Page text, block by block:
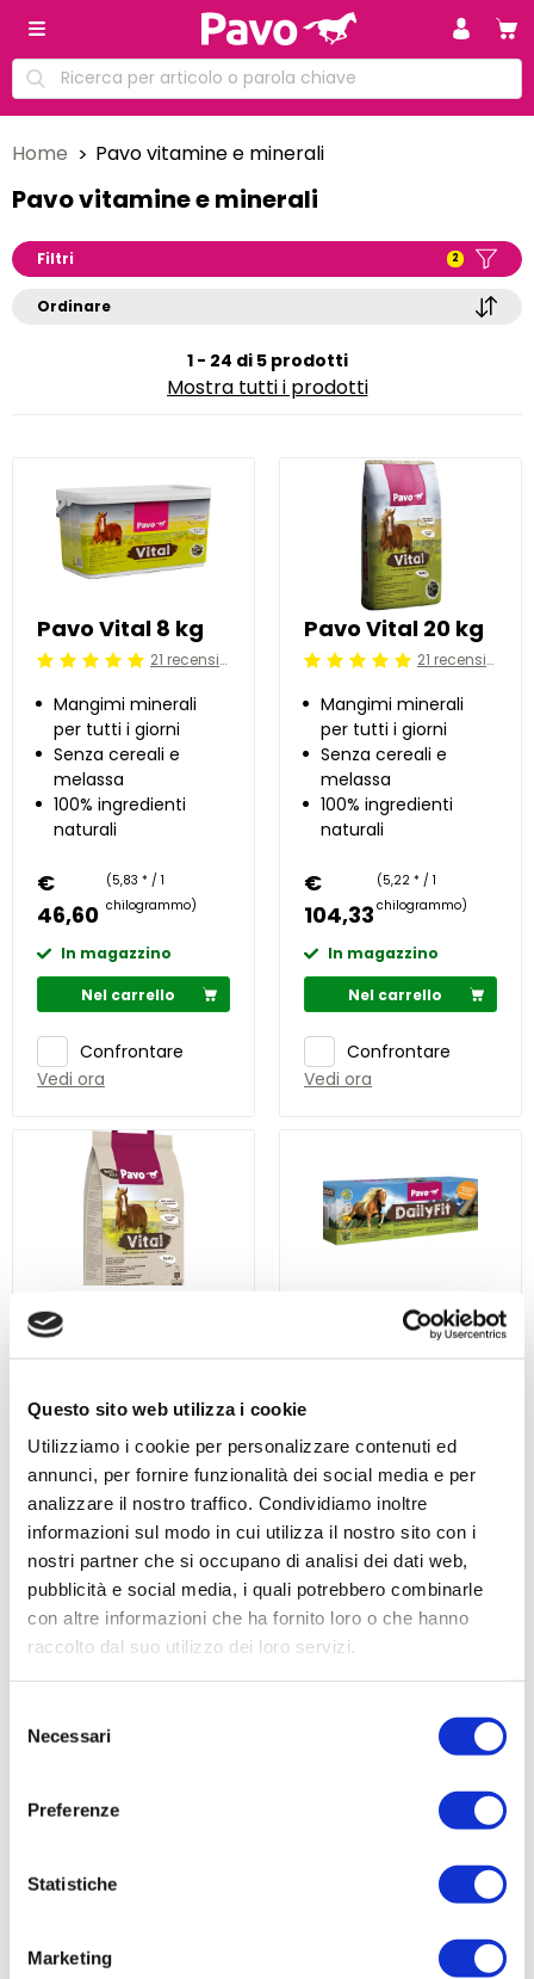
Questo sito web utilizza i cookie
Utilizziamo i cookie per personalizzare contenuti ed
annunci, per fornire funzionalità dei social media e per
analizzare il nostro traffico. Condividiamo inoltre
informazioni sul modo in cui utilizza il nostro sito con i
nostri partner che si occupano di analisi dei dati web,
pubblicità e social media, i quali potrebbero combinarle
con altre informazioni che ha fornito loro o che hanno
raccolto dal suo utilizzo dei loro servizi.
delNecessari
Preferenze
Statistiche
Marketing
Home Pavo vitamine e minerali
Pavo vitamine e minerali
Filtri 2
Ordinare
1 - 24 di 5 prodotti
Mostra tutti i prodotti
Pavo Vital 8 kg
Beoordeling: 5/5 21 recensioni
Mangimi minerali
per tutti i giorni
Senza cereali e
melassa
100% ingredienti
naturali
€
46,60
(5,83 * / 1
chilogrammo)
In magazzino
Nel carrello
Confrontare
Vedi ora
Pavo Vital 20 kg
Beoordeling: 5/5 21 recensioni
Mangimi minerali
per tutti i giorni
Senza cereali e
melassa
100% ingredienti
naturali
€
104,33
(5,22 * / 1
chilogrammo)
In magazzino
Nel carrello
Confrontare
Vedi ora
Beoordeling: 5/5
per tutti i giorni
melassa
100% ingredienti
naturali
€
43,83
(5,48 * / 1
In magazzino
Confrontare
Pavo DailyFit 4.5 kg
Beoordeling: 5/5 11 recensioni
vitamine e
oligoelementi
benefici per la
salute
Tutto l'anno per tutti
i cavalli
€
27,99
(6,22 * / 1
In magazzino
Confrontare